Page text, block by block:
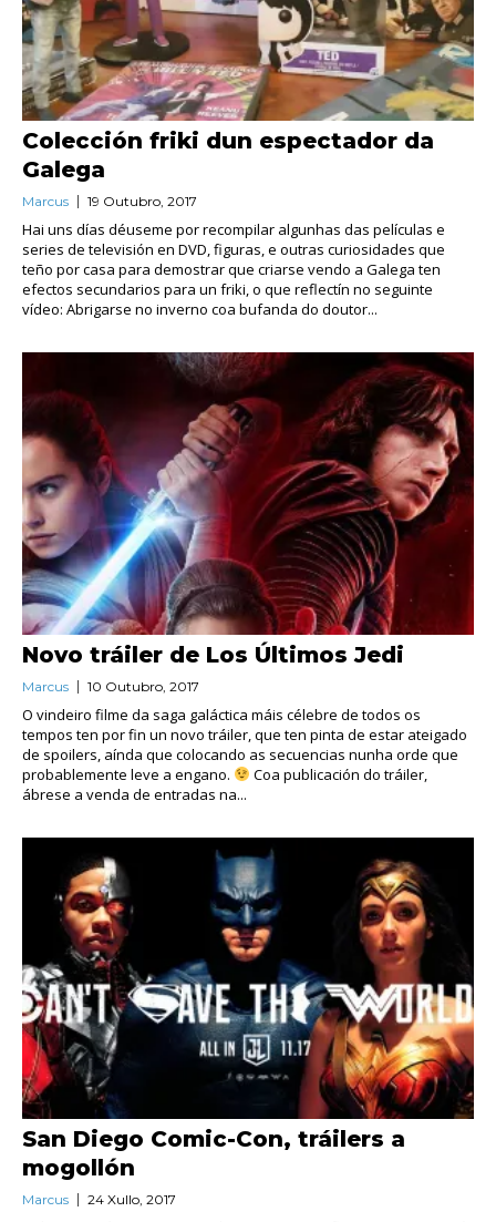
Colección friki dun espectador da
Galega
Marcus 19 Outubro, 2017
Hai uns días déuseme por recompilar algunhas das películas e
series de televisión en DVD, figuras, e outras curiosidades que
teño por casa para demostrar que criarse vendo a Galega ten
efectos secundarios para un friki, o que reflectín no seguinte
vídeo: Abrigarse no inverno coa bufanda do doutor...
Novo tráiler de Los Últimos Jedi
Marcus 10 Outubro, 2017
O vindeiro filme da saga galáctica máis célebre de todos os
tempos ten por fin un novo tráiler, que ten pinta de estar ateigado
de spoilers, aínda que colocando as secuencias nunha orde que
probablemente leve a engano.
Coa publicación do tráiler,
ábrese a venda de entradas na...
San Diego Comic-Con, tráilers a
mogollón
Marcus 24 Xullo, 2017